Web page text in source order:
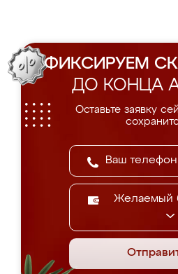
ФИКСИРУЕМ
ДО КОНЦА
Оставьте заявку
Желаемый